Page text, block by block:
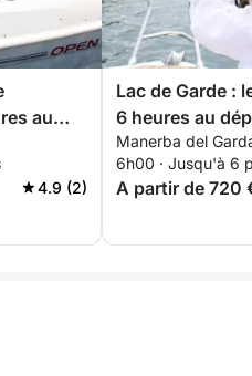
au
4.9 (2)
Lac de Garde :
6 heures au
une
Manerba del
6h00 · Jusqu'à 6
A partir de 720